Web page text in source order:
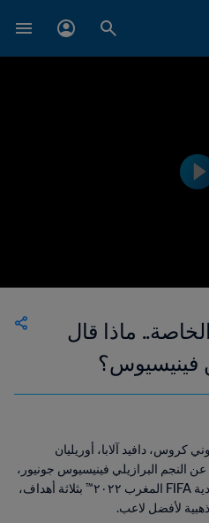
ماذا قال
فينيسيوس؟
كروس، دافيد آلابا، أوريليان
النجم البرازيلي فينيسيوس جونيور،
والذي توج تألقه في كأس العالم للأندية FIFA المغرب ٢٠٢٢™ بثلاثة أهداف،